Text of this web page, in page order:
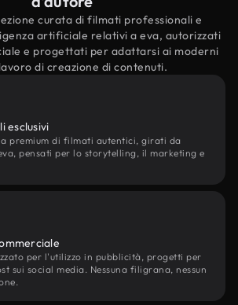
curata di filmati professionali e
artificiale relativi a eva, autorizzati
e progettati per adattarsi ai moderni
di creazione di contenuti.
esclusivi
premium di filmati autentici, girati da
pensati per lo storytelling, il marketing e
per l'utilizzo in pubblicità, progetti per
sui social media. Nessuna filigrana, nessun